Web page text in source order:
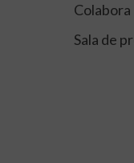
Colabora
Sala de